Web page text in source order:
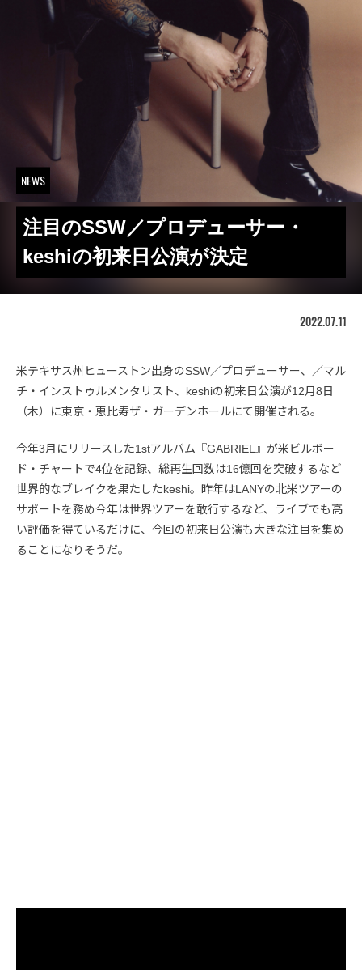
NEWS
注目のSSW／プロデューサー・
keshiの初来日公演が決定
2022.07.11
米テキサス州ヒューストン出身のSSW／プロデューサー、／マル
チ・インストゥルメンタリスト、keshiの初来日公演が12月8日
（木）に東京・恵比寿ザ・ガーデンホールにて開催される。
今年3月にリリースした1stアルバム『GABRIEL』が米ビルボー
ド・チャートで4位を記録、総再生回数は16億回を突破するなど
世界的なブレイクを果たしたkeshi。昨年はLANYの北米ツアーの
サポートを務め今年は世界ツアーを敢行するなど、ライブでも高
い評価を得ているだけに、今回の初来日公演も大きな注目を集め
ることになりそうだ。